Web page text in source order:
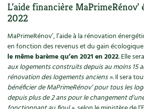
Soins et cosmétiques au naturel
Société et alternatives
Vivre l’écologie
Protéger la nature
L’aide financière
2022
MaPrimeRénov’, l’aide à la rénovation
en fonction des revenus et du gain
le même barème qu’en 2021 en 2022. Elle
aux logements construits depuis au moins 15
rénovation des logements anciens ». Il sera
bénéficier de MaPrimeRénov’ pour tous les
depuis plus de 2 ans pour le changement